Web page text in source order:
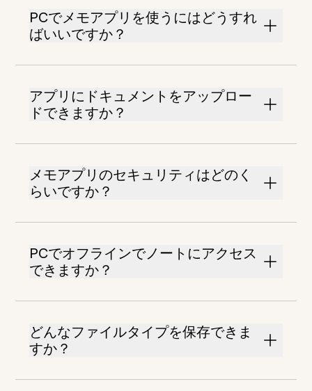
PCでメモアプリを使うにはどうすれ
ばいいですか？
アプリにドキュメントをアップロー
ドできますか？
メモアプリのセキュリティはどのく
らいですか？
PCでオフラインでノートにアクセス
できますか？
どんなファイルタイプを保存できま
すか？